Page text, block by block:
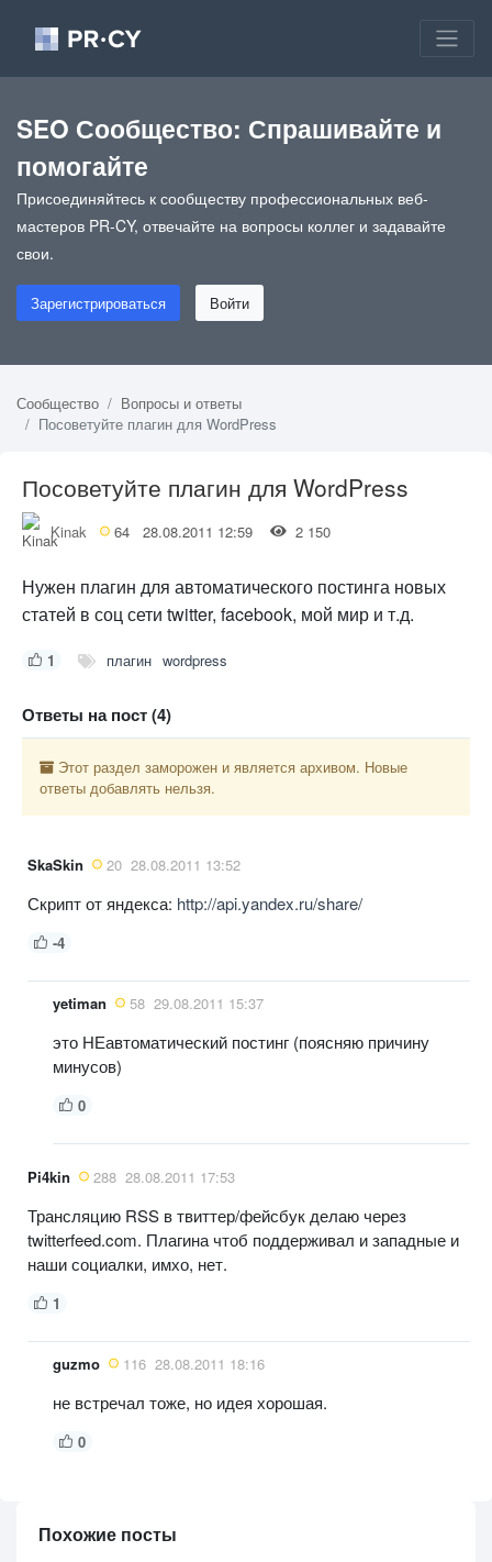
SEO Сообщество: Спрашивайте и
помогайте
Присоединяйтесь к сообществу профессиональных веб-
мастеров PR-CY, отвечайте на вопросы коллег и задавайте
свои.
Зарегистрироваться Войти
Сообщество
Вопросы и ответы
Посоветуйте плагин для WordPress
Посоветуйте плагин для WordPress
Kinak 64 28.08.2011 12:59 2 150
Нужен плагин для автоматического постинга новых
статей в соц сети twitter, facebook, мой мир и т.д.
1 плагин wordpress
Ответы на пост (4)
Этот раздел заморожен и является архивом. Новые
ответы добавлять нельзя.
SkaSkin 20 28.08.2011 13:52
Скрипт от яндекса: http://api.yandex.ru/share/
-4
yetiman 58 29.08.2011 15:37
это НЕавтоматический постинг (поясняю причину
минусов)
0
Pi4kin 288 28.08.2011 17:53
Трансляцию RSS в твиттер/фейсбук делаю через
twitterfeed.com. Плагина чтоб поддерживал и западные и
наши социалки, имхо, нет.
1
guzmo 116 28.08.2011 18:16
не встречал тоже, но идея хорошая.
0
Похожие посты